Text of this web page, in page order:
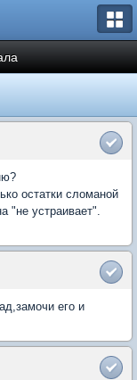
остатки сломаной
"не устраивает".
его и